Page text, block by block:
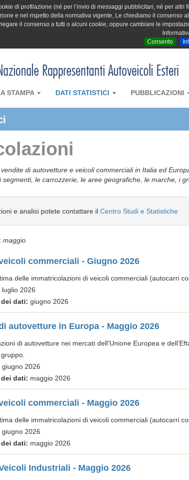
di profilazione (né per l’invio di messaggi pubblicitari, né per
e nel rispetto della normativa vigente, Le chiediamo il consenso
il consenso a tutti o alcuni cookie, oppure cambiare le
Consento
STAMPA DATI STATISTICI PUBBLICAZIONI
di autovetture e veicoli commerciali in Italia ed
le carrozzerie, le aree geografiche, le marche, i
e analisi potete contattare il Centro Studi e Statistiche
maggio
commerciali - Giugno 2026
delle immatricolazioni di veicoli commerciali (autocarri
luglio 2026
dati: giugno 2026
autovetture in Europa - Maggio 2026
di autovetture nei mercati dell’Unione Europea e
giugno 2026
dati: maggio 2026
commerciali - Maggio 2026
delle immatricolazioni di veicoli commerciali (autocarri
giugno 2026
dati: maggio 2026
Industriali - Maggio 2026